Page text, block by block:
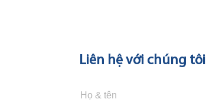
Liên hệ với chúng tôi